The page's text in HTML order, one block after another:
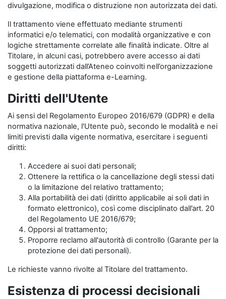
divulgazione, modifica o distruzione non autorizzata dei dati.
Il trattamento viene effettuato mediante strumenti
informatici e/o telematici, con modalità organizzative e con
logiche strettamente correlate alle finalità indicate. Oltre al
Titolare, in alcuni casi, potrebbero avere accesso ai dati
soggetti autorizzati dall’Ateneo coinvolti nell’organizzazione
e gestione della piattaforma e-Learning.
Diritti dell'Utente
Ai sensi del Regolamento Europeo 2016/679 (GDPR) e della
normativa nazionale, l'Utente può, secondo le modalità e nei
limiti previsti dalla vigente normativa, esercitare i seguenti
diritti:
Accedere ai suoi dati personali;
Ottenere la rettifica o la cancellazione degli stessi dati
o la limitazione del relativo trattamento;
Alla portabilità dei dati (diritto applicabile ai soli dati in
formato elettronico), così come disciplinato dall’art. 20
del Regolamento UE 2016/679;
Opporsi al trattamento;
Proporre reclamo all'autorità di controllo (Garante per la
protezione dei dati personali).
Le richieste vanno rivolte al Titolare del trattamento.
Esistenza di processi decisionali